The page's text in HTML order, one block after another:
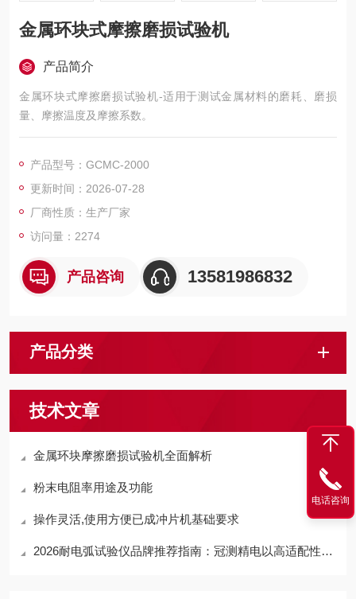
金属环块式摩擦磨损试验机
产品简介
金属环块式摩擦磨损试验机-适用于测试金属材料的磨耗、磨损
量、摩擦温度及摩擦系数。
产品型号：GCMC-2000
更新时间：2026-07-28
厂商性质：生产厂家
访问量：2274
产品咨询 13581986832
产品分类
技术文章
金属环块摩擦磨损试验机全面解析
粉末电阻率用途及功能
操作灵活,使用方便已成冲片机基础要求
2026耐电弧试验仪品牌推荐指南：冠测精电以高适配性，成企业采购优选品牌
电话咨询